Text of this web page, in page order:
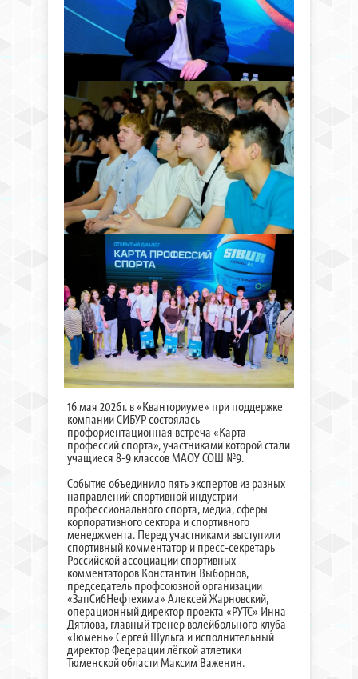
16 мая 2026г. в «Кванториуме» при поддержке
компании СИБУР состоялась
профориентационная встреча «Карта
профессий спорта», участниками которой стали
учащиеся 8-9 классов МАОУ СОШ №9.
Событие объединило пять экспертов из разных
направлений спортивной индустрии -
профессионального спорта, медиа, сферы
корпоративного сектора и спортивного
менеджмента. Перед участниками выступили
спортивный комментатор и пресс-секретарь
Российской ассоциации спортивных
комментаторов Константин Выборнов,
председатель профсоюзной организации
«ЗапСибНефтехима» Алексей Жарновский,
операционный директор проекта «РУТС» Инна
Дятлова, главный тренер волейбольного клуба
«Тюмень» Сергей Шульга и исполнительный
директор Федерации лёгкой атлетики
Тюменской области Максим Важенин.